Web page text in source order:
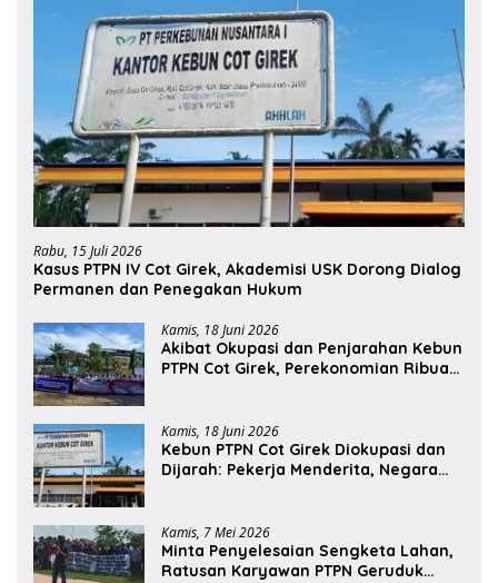
Rabu, 15 Juli 2026
Kasus PTPN IV Cot Girek, Akademisi USK Dorong Dialog
Permanen dan Penegakan Hukum
Kamis, 18 Juni 2026
Akibat Okupasi dan Penjarahan Kebun
PTPN Cot Girek, Perekonomian Ribuan
Kamis, 18 Juni 2026
Kebun PTPN Cot Girek Diokupasi dan
Dijarah: Pekerja Menderita, Negara
Kamis, 7 Mei 2026
Minta Penyelesaian Sengketa Lahan,
Ratusan Karyawan PTPN Geruduk